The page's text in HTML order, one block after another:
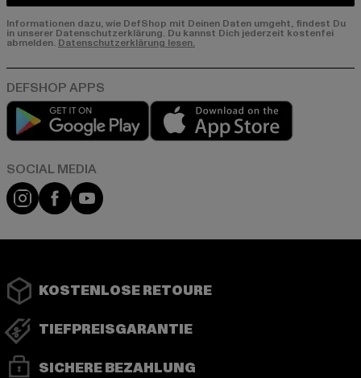
Informationen dazu, wie DefShop mit Deinen Daten umgeht, findest Du
in unserer Datenschutzerklärung. Du kannst Dich jederzeit kostenfei
abmelden. Datenschutzerklärung lesen.
Play market
Instagram
FacebookYouTube
KOSTENLOSE RETOURE
TIEFPREISGARANTIE
SICHERE BEZAHLUNG